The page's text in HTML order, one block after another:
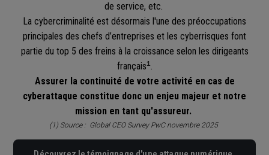
de service, etc.
La cybercriminalité est désormais l'une des préoccupations
principales des chefs d’entreprises et les cyberrisques font
partie du top 5 des freins à la croissance selon les dirigeants
français¹.
Assurer la continuité de votre activité en cas de
cyberattaque constitue donc un enjeu majeur et notre
mission en tant qu'assureur.
(1) Source : Global CEO Survey PwC novembre 2025